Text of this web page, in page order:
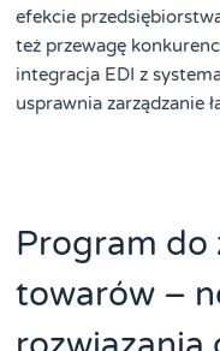
efekcie
też przewagę
integracja EDI z
usprawnia zarządzanie
Program do
towarów –